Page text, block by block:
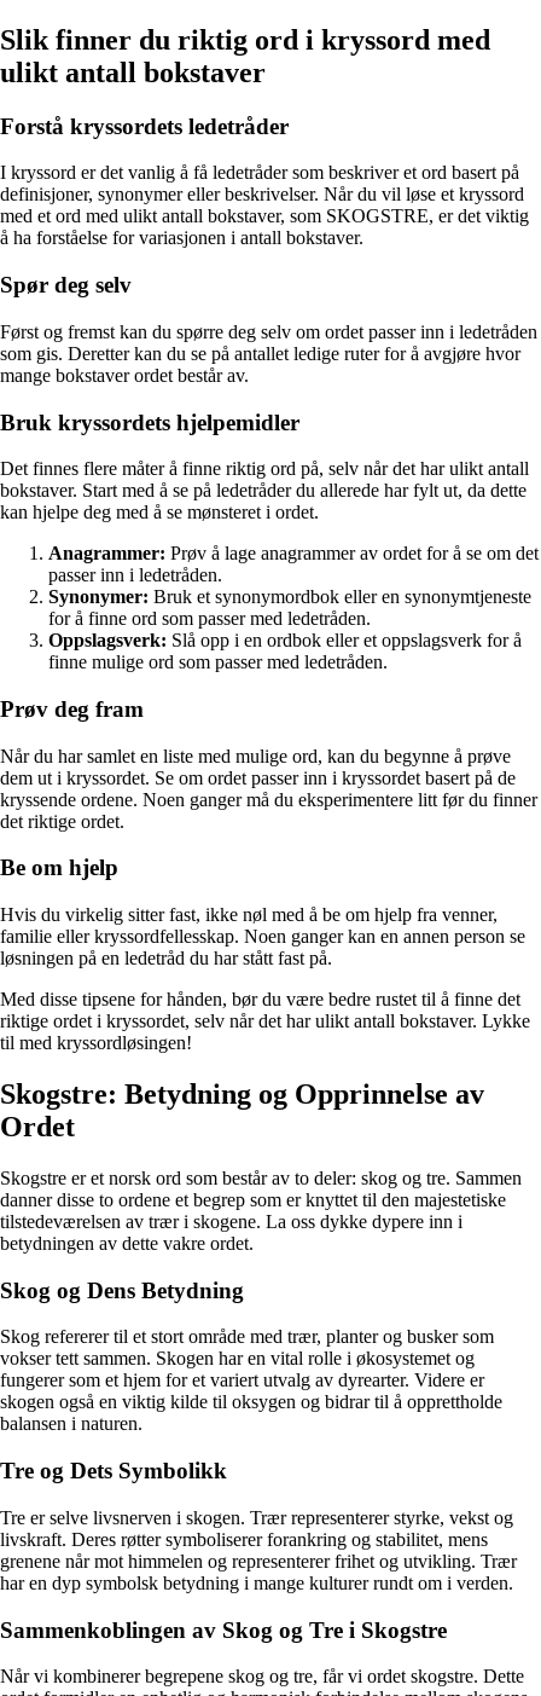
Slik finner du riktig ord i kryssord med
ulikt antall bokstaver
Forstå kryssordets ledetråder
I kryssord er det vanlig å få ledetråder som beskriver et ord basert på
definisjoner, synonymer eller beskrivelser. Når du vil løse et kryssord
med et ord med ulikt antall bokstaver, som SKOGSTRE, er det viktig
å ha forståelse for variasjonen i antall bokstaver.
Spør deg selv
Først og fremst kan du spørre deg selv om ordet passer inn i ledetråden
som gis. Deretter kan du se på antallet ledige ruter for å avgjøre hvor
mange bokstaver ordet består av.
Bruk kryssordets hjelpemidler
Det finnes flere måter å finne riktig ord på, selv når det har ulikt antall
bokstaver. Start med å se på ledetråder du allerede har fylt ut, da dette
kan hjelpe deg med å se mønsteret i ordet.
Anagrammer: Prøv å lage anagrammer av ordet for å se om det
passer inn i ledetråden.
Synonymer: Bruk et synonymordbok eller en synonymtjeneste
for å finne ord som passer med ledetråden.
Oppslagsverk: Slå opp i en ordbok eller et oppslagsverk for å
finne mulige ord som passer med ledetråden.
Prøv deg fram
Når du har samlet en liste med mulige ord, kan du begynne å prøve
dem ut i kryssordet. Se om ordet passer inn i kryssordet basert på de
kryssende ordene. Noen ganger må du eksperimentere litt før du finner
det riktige ordet.
Be om hjelp
Hvis du virkelig sitter fast, ikke nøl med å be om hjelp fra venner,
familie eller kryssordfellesskap. Noen ganger kan en annen person se
løsningen på en ledetråd du har stått fast på.
Med disse tipsene for hånden, bør du være bedre rustet til å finne det
riktige ordet i kryssordet, selv når det har ulikt antall bokstaver. Lykke
til med kryssordløsingen!
Skogstre: Betydning og Opprinnelse av
Ordet
Skogstre er et norsk ord som består av to deler: skog og tre. Sammen
danner disse to ordene et begrep som er knyttet til den majestetiske
tilstedeværelsen av trær i skogene. La oss dykke dypere inn i
betydningen av dette vakre ordet.
Skog og Dens Betydning
Skog refererer til et stort område med trær, planter og busker som
vokser tett sammen. Skogen har en vital rolle i økosystemet og
fungerer som et hjem for et variert utvalg av dyrearter. Videre er
skogen også en viktig kilde til oksygen og bidrar til å opprettholde
balansen i naturen.
Tre og Dets Symbolikk
Tre er selve livsnerven i skogen. Trær representerer styrke, vekst og
livskraft. Deres røtter symboliserer forankring og stabilitet, mens
grenene når mot himmelen og representerer frihet og utvikling. Trær
har en dyp symbolsk betydning i mange kulturer rundt om i verden.
Sammenkoblingen av Skog og Tre i Skogstre
Når vi kombinerer begrepene skog og tre, får vi ordet skogstre. Dette